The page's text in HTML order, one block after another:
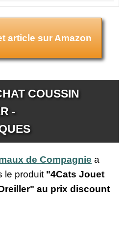
article sur Amazon
COUSSIN
-
de Compagnie a
le produit "4Cats Jouet
au prix discount